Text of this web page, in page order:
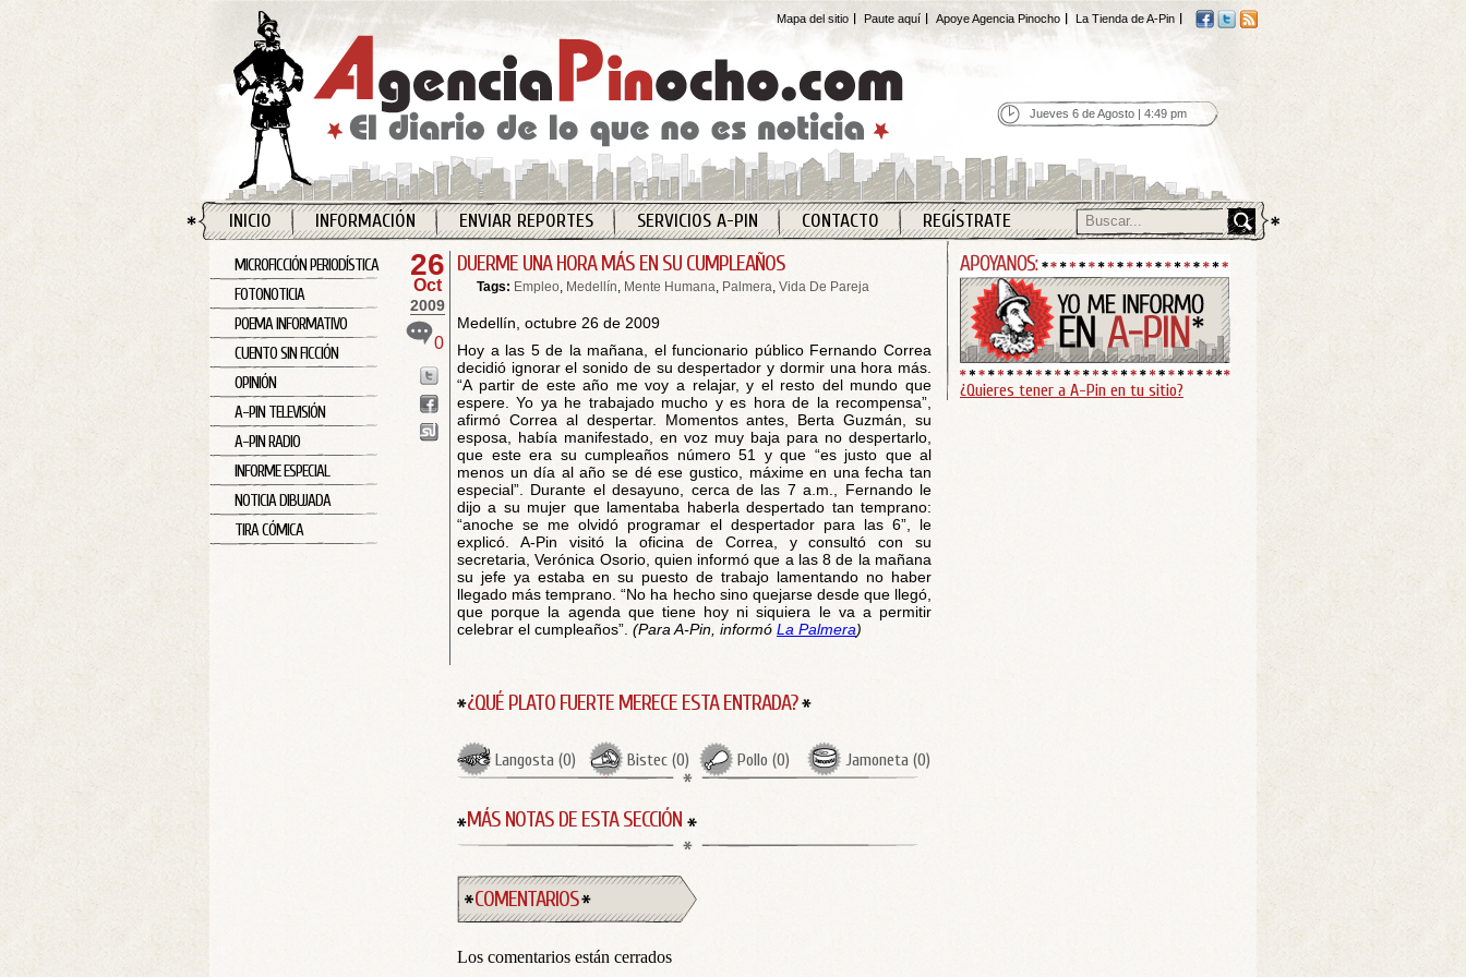
Mapa del sitio Paute aquí Apoye Agencia Pinocho La Tienda de A-Pin
Jueves 6 de Agosto | 4:49 pm
INICIO INFORMACIÓN ENVIAR REPORTES SERVICIOS A-PIN CONTACTO REGÍSTRATE
MICROFICCIÓN PERIODÍSTICA
FOTONOTICIA
POEMA INFORMATIVO
CUENTO SIN FICCIÓN
OPINIÓN
A-PIN TELEVISIÓN
A-PIN RADIO
INFORME ESPECIAL
NOTICIA DIBUJADA
TIRA CÓMICA
26
Oct
2009
0
DUERME UNA HORA MÁS EN SU CUMPLEAÑOS
Tags: Empleo, Medellín, Mente Humana, Palmera, Vida De Pareja
Medellín, octubre 26 de 2009
Hoy a las 5 de la mañana, el funcionario público Fernando Correa
decidió ignorar el sonido de su despertador y dormir una hora más.
“A partir de este año me voy a relajar, y el resto del mundo que
espere. Yo ya he trabajado mucho y es hora de la recompensa”,
afirmó Correa al despertar. Momentos antes, Berta Guzmán, su
esposa, había manifestado, en voz muy baja para no despertarlo,
que este era su cumpleaños número 51 y que “es justo que al
menos un día al año se dé ese gustico, máxime en una fecha tan
especial”. Durante el desayuno, cerca de las 7 a.m., Fernando le
dijo a su mujer que lamentaba haberla despertado tan temprano:
“anoche se me olvidó programar el despertador para las 6”, le
explicó. A-Pin visitó la oficina de Correa, y consultó con su
secretaria, Verónica Osorio, quien informó que a las 8 de la mañana
su jefe ya estaba en su puesto de trabajo lamentando no haber
llegado más temprano. “No ha hecho sino quejarse desde que llegó,
que porque la agenda que tiene hoy ni siquiera le va a permitir
celebrar el cumpleaños”. (Para A-Pin, informó La Palmera)
¿QUÉ PLATO FUERTE MERECE ESTA ENTRADA?
Langosta (0) Bistec (0) Pollo (0) Jamoneta (0)
MÁS NOTAS DE ESTA SECCIÓN
COMENTARIOS
Los comentarios están cerrados
¿Quieres tener a A-Pin en tu sitio?